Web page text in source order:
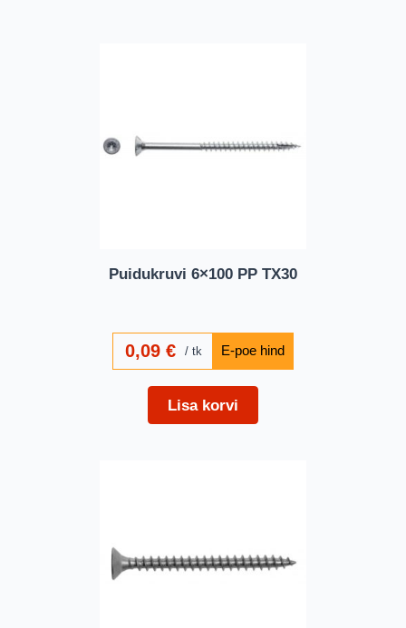
Puidukruvi 6×100 PP TX30
0,09€ tk
Lisa korvi